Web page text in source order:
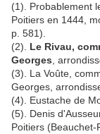
(1). Probablement
Poitiers en 1444,
p. 581).
(2). Le Rivau,
Georges ,
(3). La Voûte,
Georges,
(4). Eustache de
(5). Denis
Poitiers (Beauchet-